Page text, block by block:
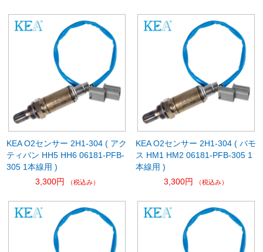
KEA O2センサー 2H1-304 ( アク
ティバン HH5 HH6 06181-PFB-
305 1本線用 )
3,300円
（税込み）
KEA O2センサー 2H1-304 ( バモ
ス HM1 HM2 06181-PFB-305 1
本線用 )
3,300円
（税込み）